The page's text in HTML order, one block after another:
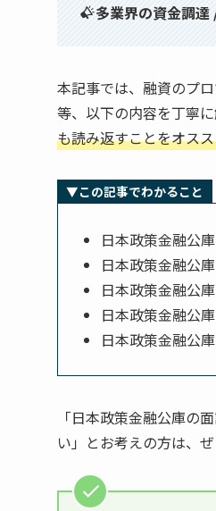
多業界の資金調
本記事では、融資のプ
等、以下の内容を丁寧に
も読み返すことをオス
▼この記事でわかること
日本政策金融公
日本政策金融公
日本政策金融公
日本政策金融公
日本政策金融公
「日本政策金融公庫の
い」とお考えの方は、